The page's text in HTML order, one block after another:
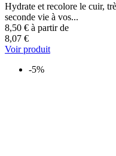
Hydrate et recolore le cuir,
seconde vie à vos...
8,50 € à partir de
8,07 €
Voir produit
-5%